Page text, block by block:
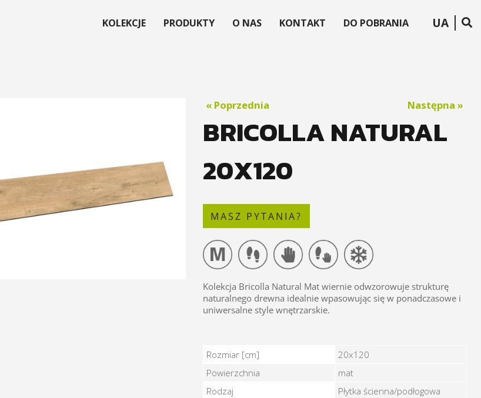
KOLEKCJE PRODUKTY O NAS KONTAKT DO POBRANIA UA
« Poprzednia Następna »
BRICOLLA NATURAL
20X120
MASZ PYTANIA?
Kolekcja Bricolla Natural Mat wiernie odwzorowuje strukturę
naturalnego drewna idealnie wpasowując się w ponadczasowe i
uniwersalne style wnętrzarskie.
BRICOLLA NATURAL 20X120 - Cechy
Rozmiar [cm]
20x120
Powierzchnia
mat
Rodzaj
Płytka ścienna/podłogowa